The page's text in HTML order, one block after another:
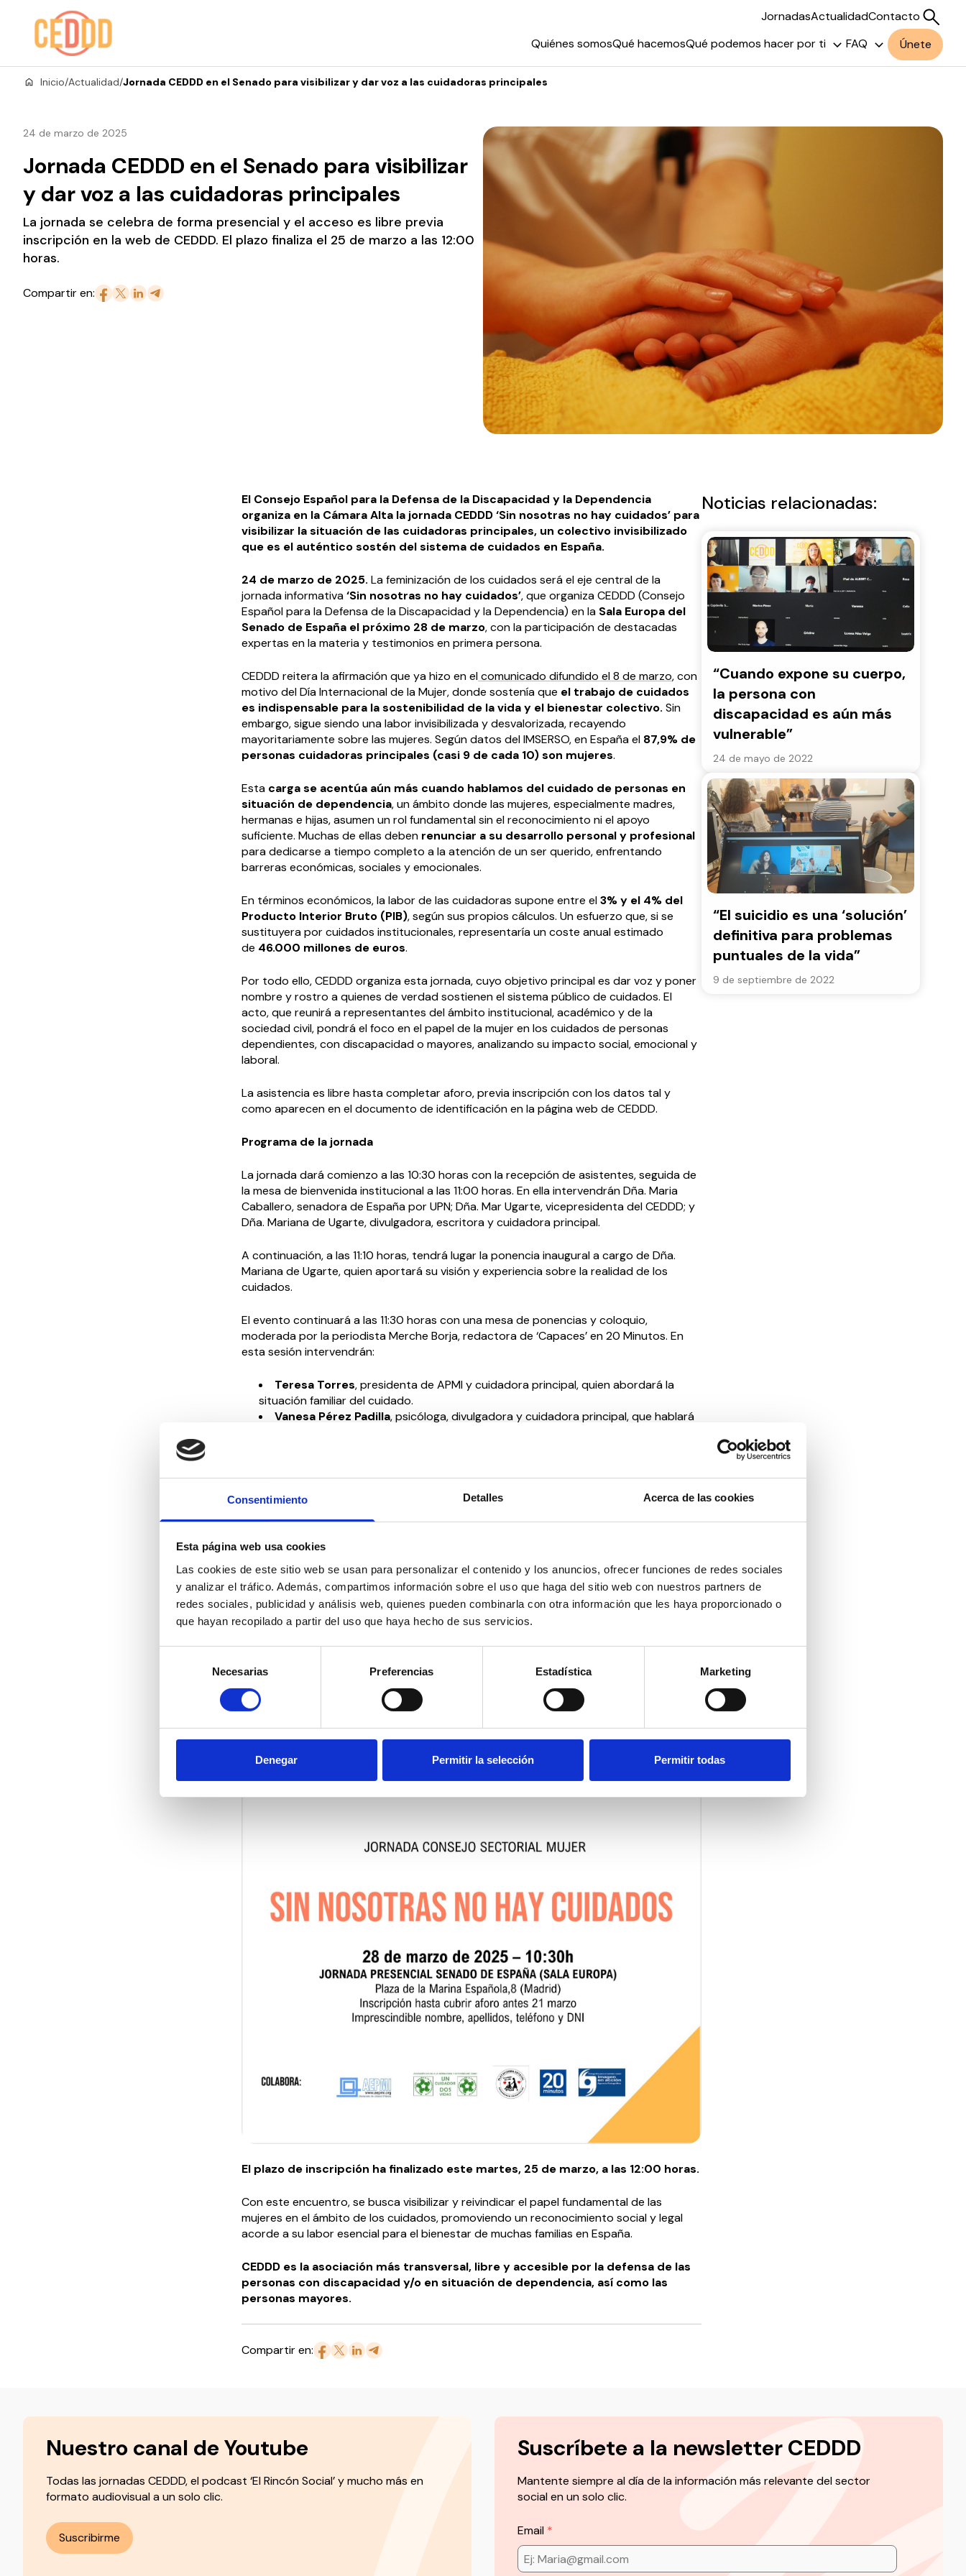
Consentimiento Detalles Acerca de las cookies
Esta página web usa cookies
Las cookies de este sitio web se usan para personalizar el contenido y los anuncios, ofrecer funciones de redes sociales
y analizar el tráfico. Además, compartimos información sobre el uso que haga del sitio web con nuestros partners de
redes sociales, publicidad y análisis web, quienes pueden combinarla con otra información que les haya proporcionado o
que hayan recopilado a partir del uso que haya hecho de sus servicios.
consentimiento
Necesarias Preferencias Estadística Marketing
Denegar Permitir la selección Permitir todas
Saltar al contenido
JornadasActualidadContacto
Quiénes somosQué hacemosQué podemos hacer por ti FAQ Únete
Inicio/Actualidad/Jornada CEDDD en el Senado para visibilizar y dar voz a las cuidadoras principales
24 de marzo de 2025
Jornada CEDDD en el Senado para visibilizar
y dar voz a las cuidadoras principales
La jornada se celebra de forma presencial y el acceso es libre previa
inscripción en la web de CEDDD. El plazo finaliza el 25 de marzo a las 12:00
horas.
Compartir en:
El Consejo Español para la Defensa de la Discapacidad y la Dependencia
organiza en la Cámara Alta la jornada CEDDD ‘Sin nosotras no hay cuidados’ para
visibilizar la situación de las cuidadoras principales, un colectivo invisibilizado
que es el auténtico sostén del sistema de cuidados en España.
24 de marzo de 2025. La feminización de los cuidados será el eje central de la
jornada informativa‘Sin nosotras no hay cuidados’, que organiza CEDDD (Consejo
Español para la Defensa de la Discapacidad y la Dependencia) en la Sala Europa del
Senado de España el próximo 28 de marzo, con la participación de destacadas
expertas en la materia y testimonios en primera persona.
CEDDD reitera la afirmación que ya hizo en elcomunicado difundido el 8 de marzo, con
motivo del Día Internacional de la Mujer, donde sostenía que el trabajo de cuidados
es indispensable para la sostenibilidad de la vida y el bienestar colectivo. Sin
embargo, sigue siendo una labor invisibilizada y desvalorizada, recayendo
mayoritariamente sobre las mujeres. Según datos del IMSERSO, en España el 87,9% de
personas cuidadoras principales (casi 9 de cada 10)son mujeres.
Esta carga se acentúa aún más cuando hablamos del cuidado de personas en
situación de dependencia, un ámbito donde las mujeres, especialmente madres,
hermanas e hijas, asumen un rol fundamental sin el reconocimiento ni el apoyo
suficiente. Muchas de ellas deben renunciar a su desarrollo personal y profesional
para dedicarse a tiempo completo a la atención de un ser querido, enfrentando
barreras económicas, sociales y emocionales.
En términos económicos, la labor de las cuidadoras supone entre el3% y el 4% del
Producto Interior Bruto (PIB), según sus propios cálculos. Un esfuerzo que, si se
sustituyera por cuidados institucionales, representaría un coste anual estimado
de 46.000 millones de euros.
Por todo ello, CEDDD organiza esta jornada, cuyo objetivo principal es dar voz y poner
nombre y rostro a quienes de verdad sostienen el sistema público de cuidados. El
acto, que reunirá a representantes del ámbito institucional, académico y de la
sociedad civil, pondrá el foco en el papel de la mujer en los cuidados de personas
dependientes, con discapacidad o mayores, analizando su impacto social, emocional y
laboral.
La asistencia es libre hasta completar aforo, previa inscripción con los datos tal y
como aparecen en el documento de identificación en la página web de CEDDD.
Programa de la jornada
La jornada dará comienzo a las 10:30 horas con la recepción de asistentes, seguida de
la mesa de bienvenida institucional a las 11:00 horas. En ella intervendrán Dña. Maria
Caballero, senadora de España por UPN; Dña. Mar Ugarte, vicepresidenta del CEDDD; y
Dña. Mariana de Ugarte, divulgadora, escritora y cuidadora principal.
A continuación, a las 11:10 horas, tendrá lugar la ponencia inaugural a cargo de Dña.
Mariana de Ugarte, quien aportará su visión y experiencia sobre la realidad de los
cuidados.
El evento continuará a las 11:30 horas con una mesa de ponencias y coloquio,
moderada por la periodista Merche Borja, redactora de ‘Capaces’ en 20 Minutos. En
esta sesión intervendrán:
Teresa Torres, presidenta de APMI y cuidadora principal, quien abordará la
situación familiar del cuidado.
Vanesa Pérez Padilla, psicóloga, divulgadora y cuidadora principal, que hablará
Carmen Casanova Álvarez, abogada experta en discapacidad y cuidadora
principal, que expondrá la situación laboral y legal de las cuidadoras profesionales.
principal, compartirá su experiencia desde la perspectiva‘Después de los
cuidados’.
Enfermedades Raras de Castilla y León y cuidadora principal, quien compartirá su
testimonio bajo el título‘Una cuidadora, dos vidas’.
La jornada concluirá a las 13:30 horas con la lectura de la
vicepresidenta segunda del CEDDD, y autoridad política pendiente de confirmación.
El plazo de inscripción ha finalizado este martes, 25 de marzo, a las 12:00 horas.
Con este encuentro, se busca visibilizar y reivindicar el papel fundamental de las
mujeres en el ámbito de los cuidados, promoviendo un reconocimiento social y legal
acorde a su labor esencial para el bienestar de muchas familias en España.
CEDDD es la asociación más transversal, libre y accesible por la defensa de las
personas con discapacidad y/o en situación de dependencia, así como las
personas mayores.
Compartir en:
Noticias relacionadas:
“Cuando expone su cuerpo,
la persona con
discapacidad es aún más
vulnerable”
24 de mayo de 2022
“El suicidio es una ‘solución’
definitiva para problemas
puntuales de la vida”
9 de septiembre de 2022
Nuestro canal de Youtube
Todas las jornadas CEDDD, el podcast ‘El Rincón Social’ y mucho más en
formato audiovisual a un solo clic.
Suscribirme
Suscríbete a la newsletter CEDDD
Mantente siempre al día de la información más relevante del sector
social en un solo clic.
Email